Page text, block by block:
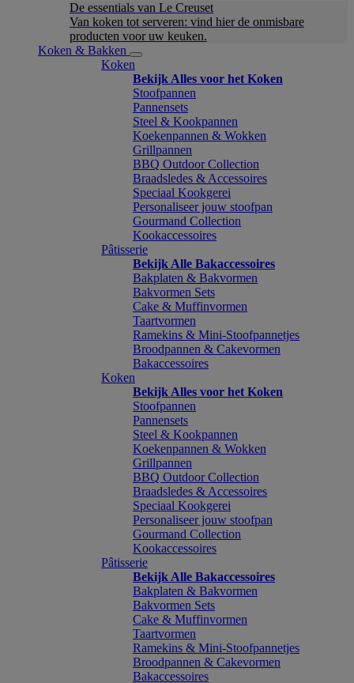
De essentials van Le Creuset
Van koken tot serveren: vind hier de onmisbare
producten voor uw keuken.
Koken & Bakken
Koken
Bekijk Alles voor het Koken
Stoofpannen
Pannensets
Steel & Kookpannen
Koekenpannen & Wokken
Grillpannen
BBQ Outdoor Collection
Braadsledes & Accessoires
Speciaal Kookgerei
Personaliseer jouw stoofpan
Gourmand Collection
Kookaccessoires
Pâtisserie
Bekijk Alle Bakaccessoires
Bakplaten & Bakvormen
Bakvormen Sets
Cake & Muffinvormen
Taartvormen
Ramekins & Mini-Stoofpannetjes
Broodpannen & Cakevormen
Bakaccessoires
Koken
Bekijk Alles voor het Koken
Stoofpannen
Pannensets
Steel & Kookpannen
Koekenpannen & Wokken
Grillpannen
BBQ Outdoor Collection
Braadsledes & Accessoires
Speciaal Kookgerei
Personaliseer jouw stoofpan
Gourmand Collection
Kookaccessoires
Pâtisserie
Bekijk Alle Bakaccessoires
Bakplaten & Bakvormen
Bakvormen Sets
Cake & Muffinvormen
Taartvormen
Ramekins & Mini-Stoofpannetjes
Broodpannen & Cakevormen
Bakaccessoires